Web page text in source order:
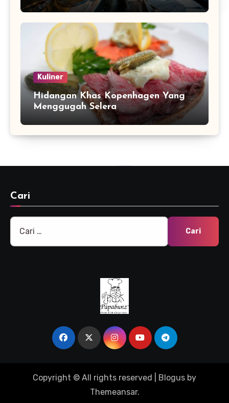
Kuliner
Hidangan Khas Kopenhagen Yang
Menggugah Selera
Cari
Cari
untuk:
Copyright © All rights reserved Blogus by
Themeansar.